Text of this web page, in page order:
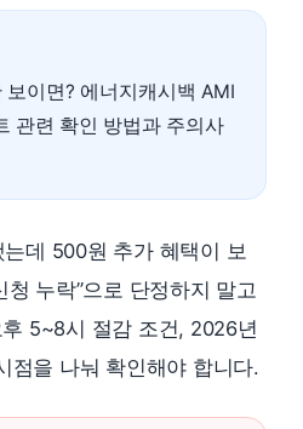
이면? 에너지캐시백 AMI
관련 확인 방법과 주의사
데 500원 추가 혜택이 보
청 누락”으로 단정하지 말고
5~8시 절감 조건, 2026년
점을 나눠 확인해야 합니다.